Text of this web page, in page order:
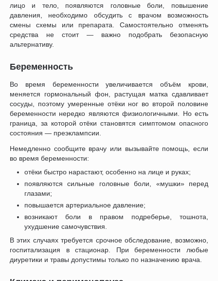
лицо и тело, появляются головные боли, повышение
давления, необходимо обсудить с врачом возможность
смены схемы или препарата. Самостоятельно отменять
средства не стоит — важно подобрать безопасную
альтернативу.
Беременность
Во время беременности увеличивается объём крови,
меняется гормональный фон, растущая матка сдавливает
сосуды, поэтому умеренные отёки ног во второй половине
беременности нередко являются физиологичными. Но есть
граница, за которой отёки становятся симптомом опасного
состояния — преэклампсии.
Немедленно сообщите врачу или вызывайте помощь, если
во время беременности:
отёки быстро нарастают, особенно на лице и руках;
появляются сильные головные боли, «мушки» перед
глазами;
повышается артериальное давление;
возникают боли в правом подреберье, тошнота,
ухудшение самочувствия.
В этих случаях требуется срочное обследование, возможно,
госпитализация в стационар. При беременности любые
диуретики и травы допустимы только по назначению врача.